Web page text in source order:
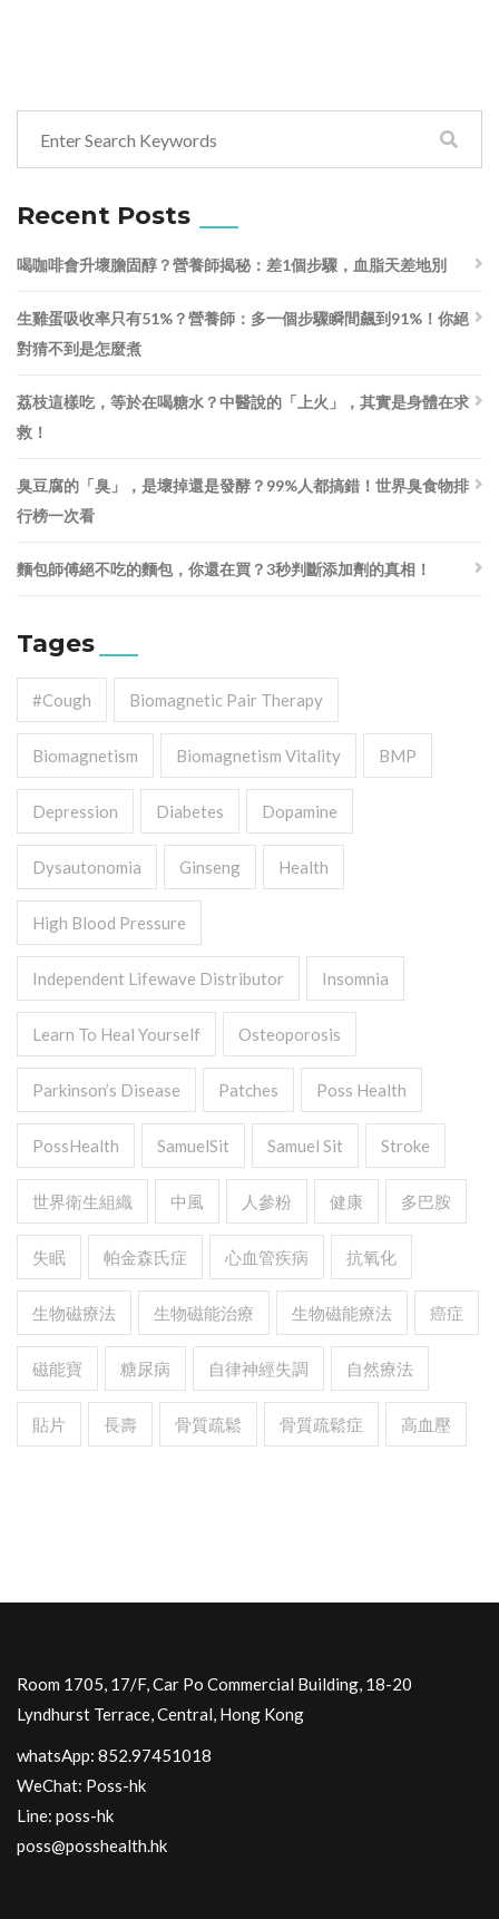
Recent Posts
喝咖啡會升壞膽固醇？營養師揭秘：差1個步驟，血脂天差地別
生雞蛋吸收率只有51%？營養師：多一個步驟瞬間飆到91%！你絕
對猜不到是怎麼煮
荔枝這樣吃，等於在喝糖水？中醫說的「上火」，其實是身體在求
救！
臭豆腐的「臭」，是壞掉還是發酵？99%人都搞錯！世界臭食物排
行榜一次看
麵包師傅絕不吃的麵包，你還在買？3秒判斷添加劑的真相！
Tages
#cough Biomagnetic Pair Therapy
Biomagnetism Biomagnetism Vitality BMP
Depression Diabetes Dopamine
Dysautonomia Ginseng Health
High Blood Pressure
Independent Lifewave Distributor Insomnia
Learn To Heal Yourself Osteoporosis
Parkinson’s Disease Patches Poss Health
PossHealth SamuelSit Samuel Sit Stroke
世界衛生組織 中風 人參粉 健康 多巴胺
失眠 帕金森氏症 心血管疾病 抗氧化
生物磁療法 生物磁能治療 生物磁能療法 癌症
磁能寶 糖尿病 自律神經失調 自然療法
貼片 長壽 骨質疏鬆 骨質疏鬆症 高血壓
Room 1705, 17/F, Car Po Commercial Building, 18-20
Lyndhurst Terrace, Central, Hong Kong
whatsApp: 852.97451018
WeChat: Poss-hk
Line: poss-hk
poss@posshealth.hk